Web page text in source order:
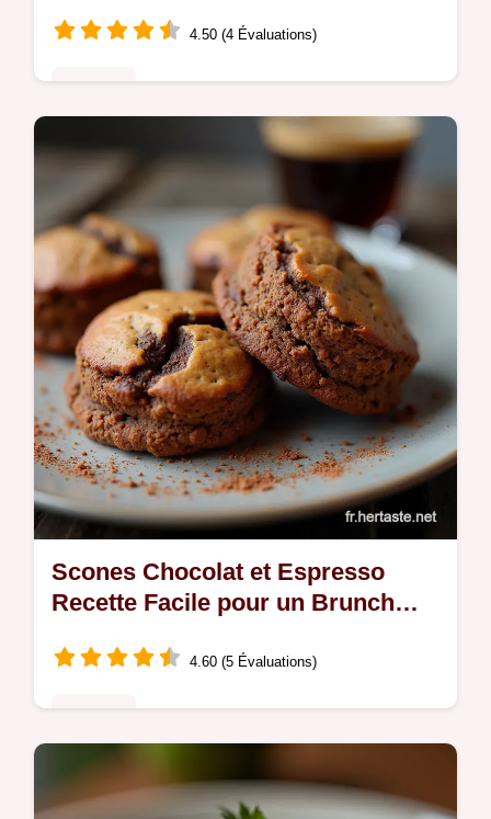
4.50 (4 Évaluations)
Redécouvrez les scones britanniques grâce
à la magie de la pâte feuilletée Une recette
facile pour un dessert brunch facile et des
scones croustillants garantis
Scones Chocolat et Espresso
Recette Facile pour un Brunch
4.60 (5 Évaluations)
Découvrez notre recette inratable de scones
chocolat et espresso Une pâtisserie